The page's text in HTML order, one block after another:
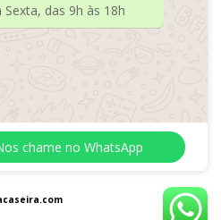
Sexta, das 9h às 18h
chame no WhatsApp